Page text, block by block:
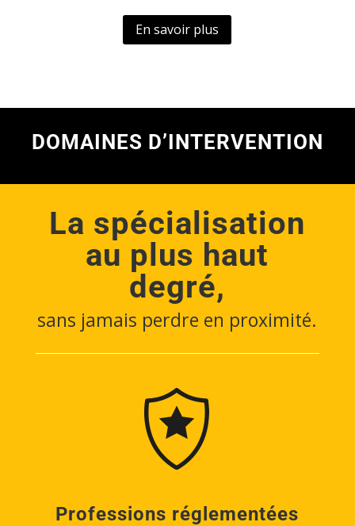
En savoir plus
DOMAINES D’INTERVENTION
La spécialisation
au plus haut
degré,
sans jamais perdre en proximité.
Professions réglementées